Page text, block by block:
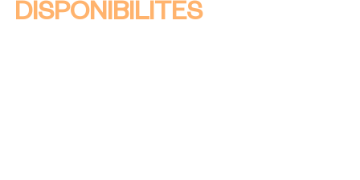
DISPONIBILITÉS